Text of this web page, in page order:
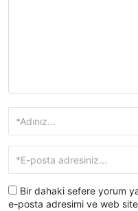
Bir dahaki sefere yorum
e-posta adresimi ve web